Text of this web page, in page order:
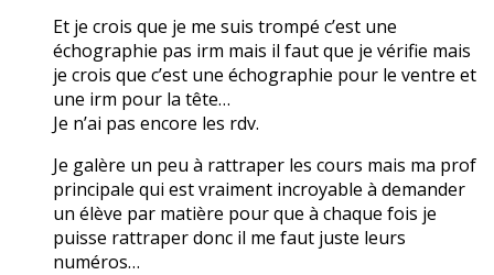
Et je crois que je me suis trompé c’est une
échographie pas irm mais il faut que je vérifie mais
je crois que c’est une échographie pour le ventre et
une irm pour la tête…
Je n’ai pas encore les rdv.
Je galère un peu à rattraper les cours mais ma prof
principale qui est vraiment incroyable à demander
un élève par matière pour que à chaque fois je
puisse rattraper donc il me faut juste leurs
numéros…